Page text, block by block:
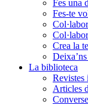
Fes una
Fes-te
Crea la
La biblioteca
Articles